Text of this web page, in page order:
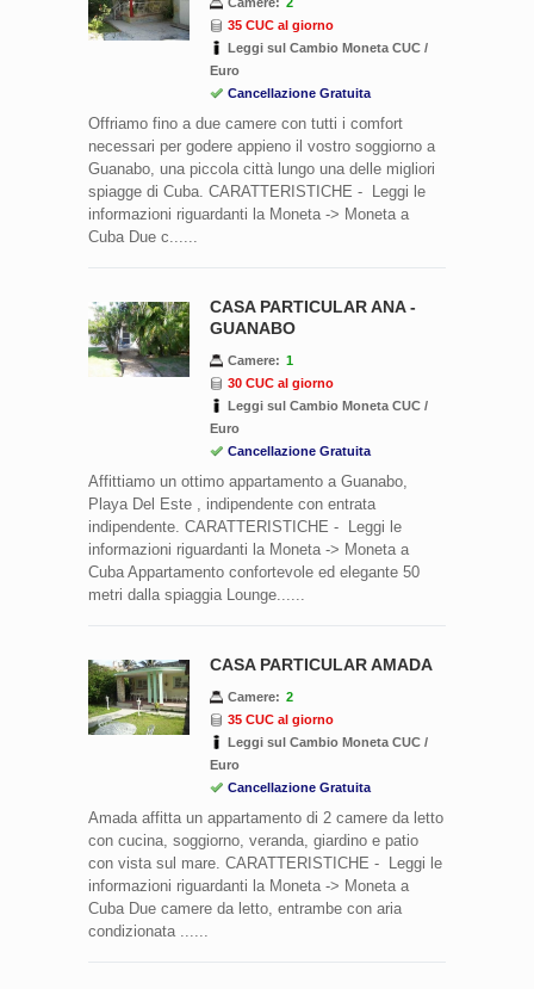
35 CUC al giorno
Leggi sul Cambio Moneta CUC /
Euro
Cancellazione Gratuita
Offriamo fino a due camere con tutti i comfort
necessari per godere appieno il vostro soggiorno a
Guanabo, una piccola città lungo una delle migliori
spiagge di Cuba. CARATTERISTICHE - Leggi le
informazioni riguardanti la Moneta -> Moneta a
Cuba Due c......
CASA PARTICULAR ANA -
GUANABO
Camere: 1
30 CUC al giorno
Leggi sul Cambio Moneta CUC /
Euro
Cancellazione Gratuita
Affittiamo un ottimo appartamento a Guanabo,
Playa Del Este , indipendente con entrata
indipendente. CARATTERISTICHE - Leggi le
informazioni riguardanti la Moneta -> Moneta a
Cuba Appartamento confortevole ed elegante 50
metri dalla spiaggia Lounge......
CASA PARTICULAR AMADA
Camere: 2
35 CUC al giorno
Leggi sul Cambio Moneta CUC /
Euro
Cancellazione Gratuita
Amada affitta un appartamento di 2 camere da letto
con cucina, soggiorno, veranda, giardino e patio
con vista sul mare. CARATTERISTICHE - Leggi le
informazioni riguardanti la Moneta -> Moneta a
Cuba Due camere da letto, entrambe con aria
condizionata ......